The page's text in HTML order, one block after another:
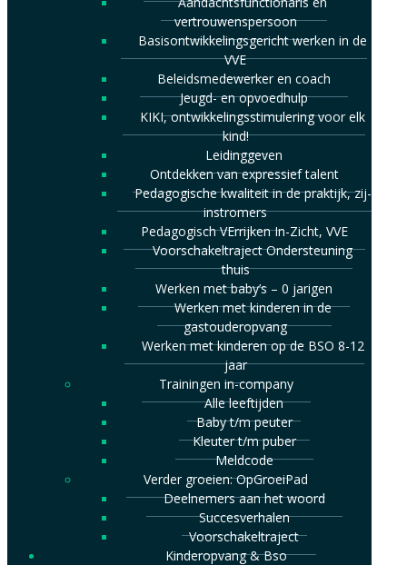
vertrouwenspersoon
Basisontwikkelingsgericht werken in de
VVE
Beleidsmedewerker en coach
Jeugd- en opvoedhulp
KIKI, ontwikkelingsstimulering voor elk
kind!
Leidinggeven
Ontdekken van expressief talent
Pedagogische kwaliteit in de praktijk, zij-
instromers
Pedagogisch VErrijken In-Zicht, VVE
Voorschakeltraject Ondersteuning
thuis
Werken met baby’s – 0 jarigen
Werken met kinderen in de
gastouderopvang
Werken met kinderen op de BSO 8-12
jaar
Trainingen in-company
Alle leeftijden
Baby t/m peuter
Kleuter t/m puber
Meldcode
Verder groeien: OpGroeiPad
Deelnemers aan het woord
Succesverhalen
Voorschakeltraject
Kinderopvang & Bso